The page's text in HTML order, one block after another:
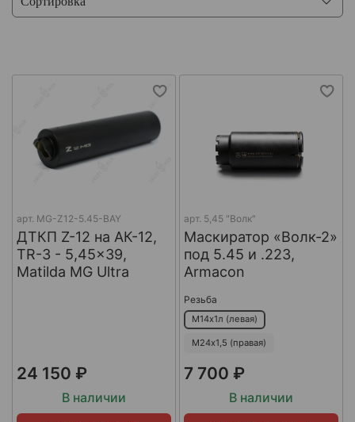
арт. MG-Z12-5.45-BAY
ДТКП Z-12 на АК-12,
TR-3 - 5,45x39,
Matilda MG Ultra
24 150 ₽
В наличии
арт. 5,45 "Волк"
Маскиратор «Волк-2»
под 5.45 и .223,
Armacon
Резьба
М14х1л (левая)
М24х1,5 (правая)
7 700 ₽
В наличии